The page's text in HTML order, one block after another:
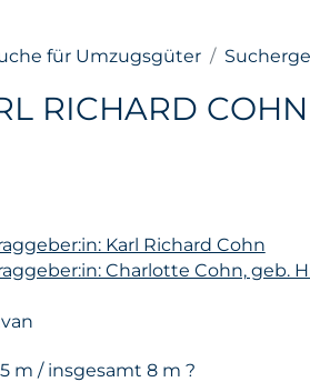
für Umzugsgüter
RICHARD COHN
Karl Richard Cohn
Charlotte Cohn, geb.
m / insgesamt 8 m ?